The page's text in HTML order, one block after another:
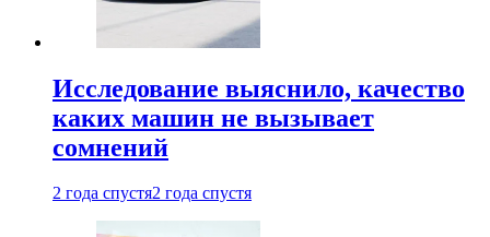
Исследование выяснило, качество
каких машин не вызывает
сомнений
2 года спустя2 года спустя